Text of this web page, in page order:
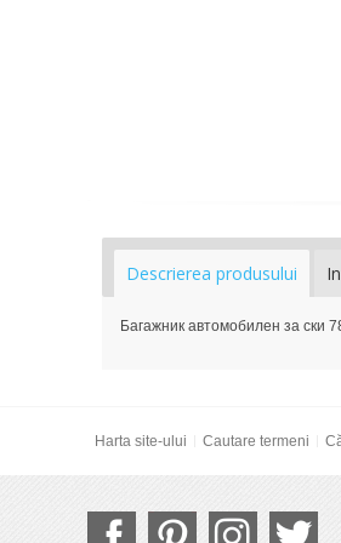
Descrierea produsului
Багажник автомобилен за ски
Harta site-ului Cautare termeni